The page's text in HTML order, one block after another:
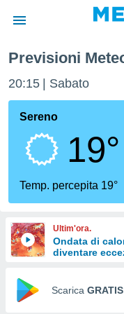
di
per
le
di
Web
Previsioni
20:15 Sabato
Sereno
19°
Temp. percepita 19°
Ultim'ora.
Ondata di
diventare
Scarica GRATIS